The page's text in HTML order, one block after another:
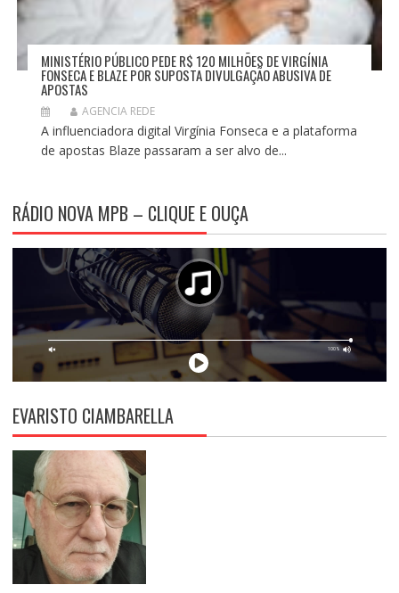
MINISTÉRIO PÚBLICO PEDE R$ 120 MILHÕES DE VIRGÍNIA
FONSECA E BLAZE POR SUPOSTA DIVULGAÇÃO ABUSIVA DE
APOSTAS
AGENCIA REDE
A influenciadora digital Virgínia Fonseca e a plataforma
de apostas Blaze passaram a ser alvo de...
RÁDIO NOVA MPB – CLIQUE E OUÇA
EVARISTO CIAMBARELLA